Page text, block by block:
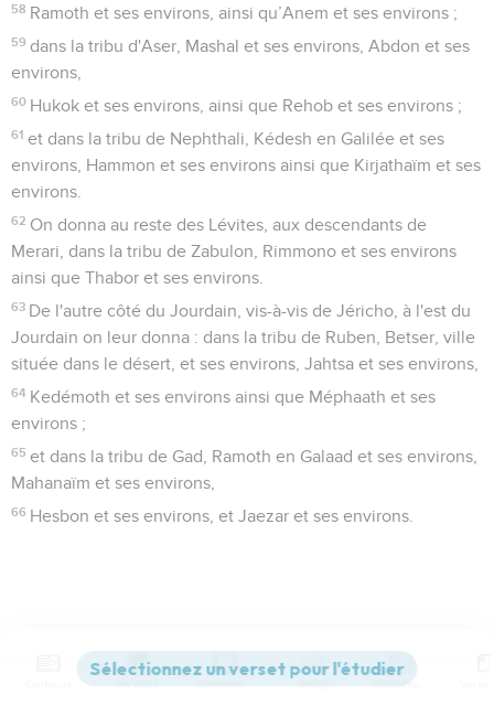
58 Ramoth et ses environs, ainsi qu’Anem et ses environs ;
59 dans la tribu d'Aser, Mashal et ses environs, Abdon et ses
environs,
60 Hukok et ses environs, ainsi que Rehob et ses environs ;
61 et dans la tribu de Nephthali, Kédesh en Galilée et ses
environs, Hammon et ses environs ainsi que Kirjathaïm et ses
environs.
62 On donna au reste des Lévites, aux descendants de
Merari, dans la tribu de Zabulon, Rimmono et ses environs
ainsi que Thabor et ses environs.
63 De l'autre côté du Jourdain, vis-à-vis de Jéricho, à l'est du
Jourdain on leur donna : dans la tribu de Ruben, Betser, ville
située dans le désert, et ses environs, Jahtsa et ses environs,
64 Kedémoth et ses environs ainsi que Méphaath et ses
environs ;
65 et dans la tribu de Gad, Ramoth en Galaad et ses environs,
Mahanaïm et ses environs,
66 Hesbon et ses environs, et Jaezar et ses environs.
1 Chroniques
Versions Commentaires Strong